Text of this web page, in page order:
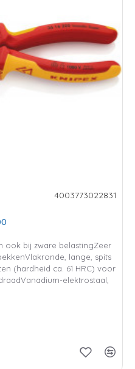
4003773022831
ook bij zware belastingZeer
lange, spits
(hardheid ca. 61 HRC) voor
elektrostaal,